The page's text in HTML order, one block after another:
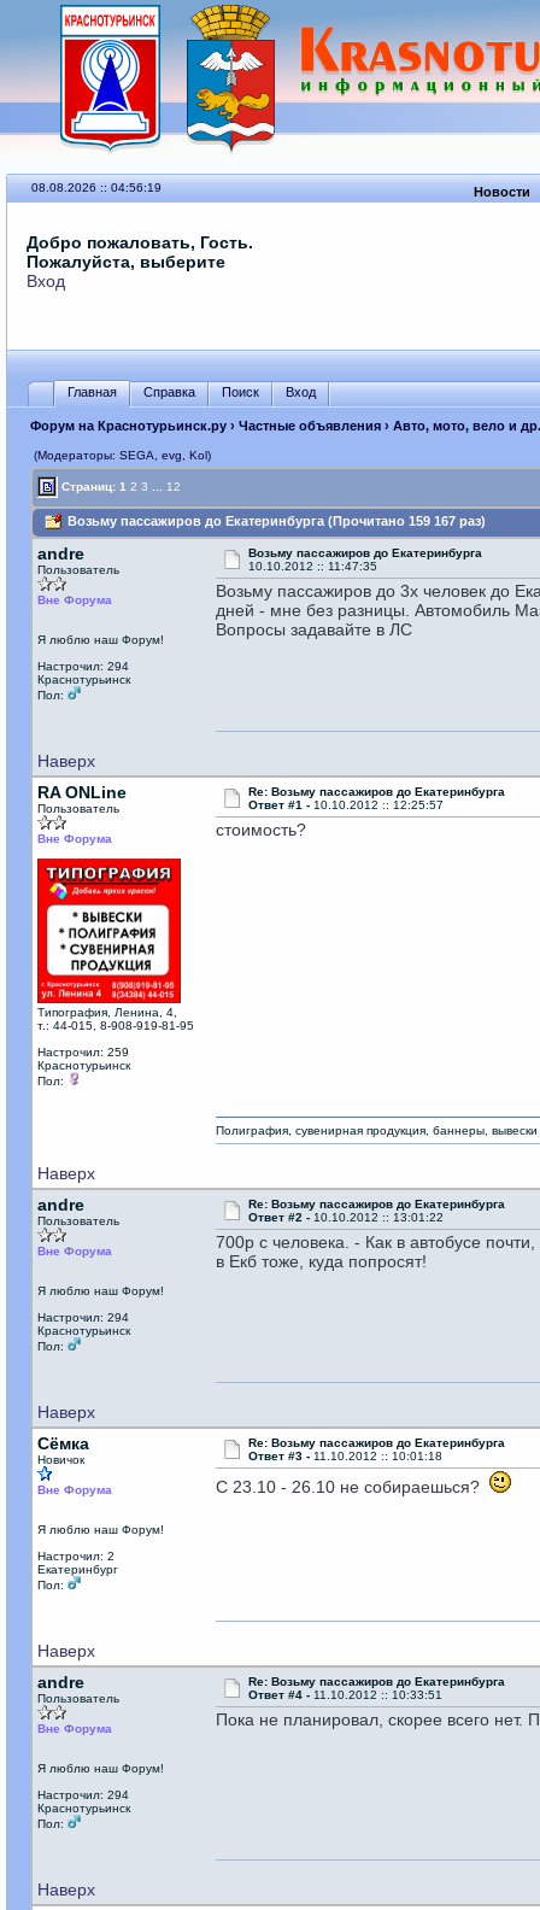
08.08.2026 :: 04:56:19 Новости
Добро пожаловать, Гость.
Пожалуйста, выберите
Вход
Главная Справка Поиск Вход
Форум на Краснотурьинск.ру› Частные объявления› Авто, мото, вело и
(Модераторы: SEGА, evg, Kol)
Страниц: 1 2 3 12
Возьму пассажиров до Екатеринбурга (Прочитано 159 167 раз)
andre
Пользователь
Вне Форума
Я люблю наш Форум!
Настрочил: 294
Краснотурьинск
Пол:
Возьму пассажиров до Екатеринбурга
10.10.2012 :: 11:47:35
Возьму пассажиров до 3х человек до
дней - мне без разницы. Автомобиль
Вопросы задавайте в ЛС
Наверх
RA ONLine
Пользователь
Вне Форума
Типография, Ленина, 4,
т.: 44-015, 8-908-919-81-95
Настрочил: 259
Краснотурьинск
Пол:
Re: Возьму пассажиров до Екатеринбурга
Ответ #1 - 10.10.2012 :: 12:25:57
стоимость?
Наверх
Полиграфия, сувенирная продукция, баннеры, вывески
andre
Пользователь
Вне Форума
Я люблю наш Форум!
Настрочил: 294
Краснотурьинск
Пол:
Re: Возьму пассажиров до Екатеринбурга
Ответ #2 - 10.10.2012 :: 13:01:22
700р с человека. - Как в автобусе
в Екб тоже, куда попросят!
Наверх
Сёмка
Новичок
Вне Форума
Я люблю наш Форум!
Настрочил: 2
Екатеринбург
Пол:
Re: Возьму пассажиров до Екатеринбурга
Ответ #3 - 11.10.2012 :: 10:01:18
С 23.10 - 26.10 не собираешься?
Наверх
andre
Пользователь
Вне Форума
Я люблю наш Форум!
Настрочил: 294
Краснотурьинск
Пол:
Re: Возьму пассажиров до Екатеринбурга
Ответ #4 - 11.10.2012 :: 10:33:51
Пока не планировал, скорее всего
Наверх